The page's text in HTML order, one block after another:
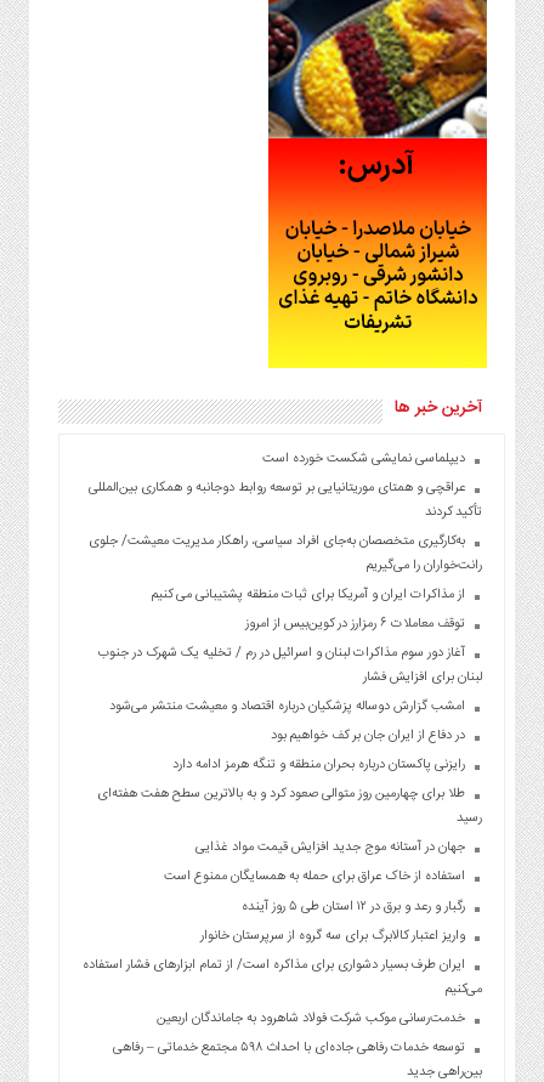
آخرین خبر ها
دیپلماسی نمایشی شکست خورده است
عراقچی و همتای موریتانیایی بر توسعه روابط دوجانبه و همکاری بین‌المللی
تأکید کردند
به‌کارگیری متخصصان به‌جای افراد سیاسی، راهکار مدیریت معیشت/ جلوی
رانت‌خواران را می‌گیریم
از مذاکرات ایران و آمریکا برای ثبات منطقه پشتیبانی می کنیم
توقف معاملات ۶ رمزارز در کوین‌بیس از امروز
آغاز دور سوم مذاکرات لبنان و اسرائیل در رم / تخلیه یک شهرک در جنوب
لبنان برای افزایش فشار
امشب گزارش دوساله پزشکیان درباره اقتصاد و معیشت منتشر می‌شود
در دفاع از ایران جان بر کف خواهیم بود
رایزنی پاکستان درباره بحران منطقه و تنگه هرمز ادامه دارد
طلا برای چهارمین روز متوالی صعود کرد و به بالاترین سطح هفت هفته‌ای
رسید
جهان در آستانه موج جدید افزایش قیمت مواد غذایی
استفاده از خاک عراق برای حمله به همسایگان ممنوع است
رگبار و رعد و برق در ۱۲ استان طی ۵ روز آینده
واریز اعتبار کالابرگ برای سه گروه از سرپرستان خانوار
ایران طرف بسیار دشواری برای مذاکره است/ از تمام ابزارهای فشار استفاده
می‌کنیم
خدمت‌رسانی موکب شرکت فولاد شاهرود به جاماندگان اربعین
توسعه خدمات رفاهی جاده‌ای با احداث ۵۹۸ مجتمع خدماتی – رفاهی
بین‌راهی جدید